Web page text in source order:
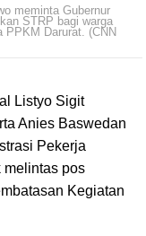
meminta Gubernur
STRP bagi warga
PPKM Darurat. (CNN
Listyo Sigit
Anies Baswedan
Pekerja
melintas pos
Kegiatan